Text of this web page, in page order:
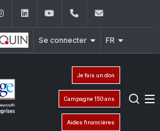
InstagramLinkedInYouTube+961 (1) 421
Se connecter FR
Je fais un don
Campagne 150 ans
Aides financières